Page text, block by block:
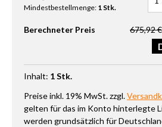
Mindestbestellmenge: 1 Stk.
Berechneter Preis 675,92
Inhalt: 1 Stk.
Preise inkl. 19% MwSt. zzgl.
gelten für das im Konto hinterlegte
werden grundsätzlich für